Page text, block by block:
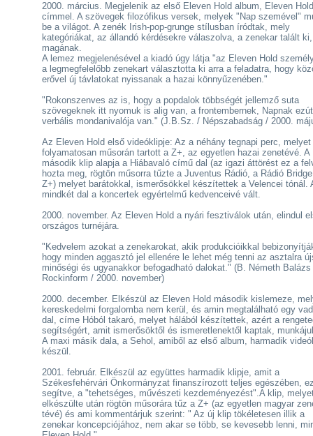
2000. március. Megjelenik az első Eleven Hold album, Eleven Hold
címmel. A szövegek filozófikus versek, melyek "Nap szemével"
be a világot. A zenék Irish-pop-grunge stílusban íródtak, mely
kategóriákat, az állandó kérdésekre válaszolva, a zenekar talált ki,
magának.
A lemez megjelenésével a kiadó úgy látja "az Eleven Hold
a legmegfelelőbb zenekart választotta ki arra a feladatra, hogy
erővel új távlatokat nyissanak a hazai könnyűzenében."
"Rokonszenves az is, hogy a popdalok többségét jellemző suta
szövegeknek itt nyomuk is alig van, a frontembernek, Napnak
verbális mondanivalója van." (J.B.Sz. / Népszabadság / 2000.
Az Eleven Hold első videóklipje: Az a néhány tegnapi perc, melyet
folyamatosan műsorán tartott a Z+, az egyetlen hazai zenetévé. A
második klip alapja a Hiábavaló című dal (az igazi áttörést ez a
hozta meg, rögtön műsorra tűzte a Juventus Rádió, a Rádió
Z+) melyet barátokkal, ismerősökkel készítettek a Velencei tónál.
mindkét dal a koncertek egyértelmű kedvenceivé vált.
2000. november. Az Eleven Hold a nyári fesztiválok után, elindul
országos turnéjára.
"Kedvelem azokat a zenekarokat, akik produkcióikkal
hogy minden aggasztó jel ellenére le lehet még tenni az asztalra
minőségi és ugyanakkor befogadható dalokat." (B. Németh Balázs
Rockinform / 2000. november)
2000. december. Elkészül az Eleven Hold második kislemeze,
kereskedelmi forgalomba nem kerül, és amin megtalálható egy
dal, címe Hóból takaró, melyet hálából készítettek, azért a
segítségért, amit ismerősöktől és ismeretlenektől kaptak,
A maxi másik dala, a Sehol, amiből az első album, harmadik
készül.
2001. február. Elkészül az együttes harmadik klipje, amit a
Székesfehérvári Önkormányzat finanszírozott teljes egészében,
segítve, a "tehetséges, művészeti kezdeményezést".A klip,
elkészülte után rögtön műsorára tűz a Z+ (az egyetlen magyar
tévé) és ami kommentárjuk szerint: " Az új klip tökéletesen illik a
zenekar koncepciójához, nem akar se több, se kevesebb lenni,